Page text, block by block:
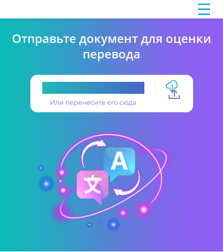
Отправьте документ для оценки
перевода
Или перенесите его сюда